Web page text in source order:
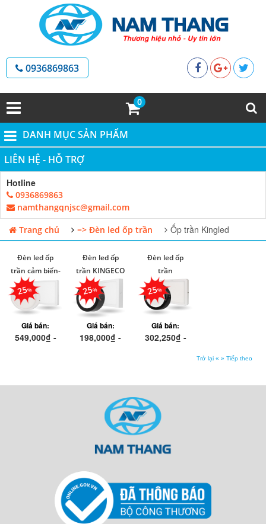
0936869863
0
DANH MỤC SẢN PHẨM
LIÊN HỆ - HỖ TRỢ
Hotline
0936869863
namthangqnjsc@gmail.com
Trang chủ
=> Đèn led ốp trần Ốp trần Kingled
Đèn led ốp
trần cảm biến-
Kingled
25
Giá bán:
549,000₫ -
Đèn led ốp
trần KINGECO
25
Giá bán:
198,000₫ -
Đèn led ốp
trần
Moonstone -
Kingled
25
Giá bán:
302,250₫ -
Trở lại « » Tiếp theo